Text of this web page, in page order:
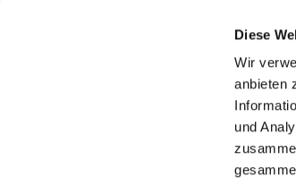
Diese
Wir
anbieten
und